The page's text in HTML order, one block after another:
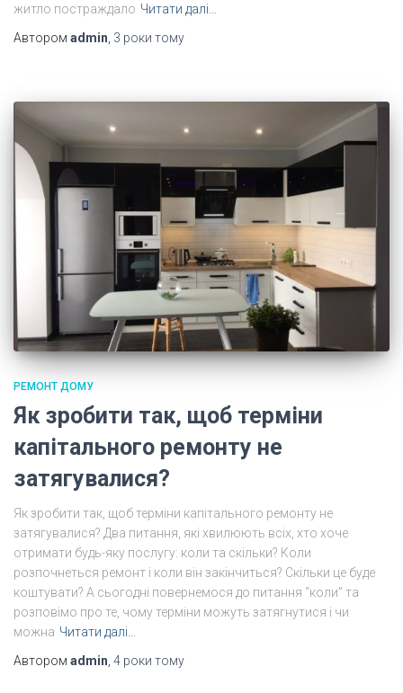
житло постраждало Читати далі…
Автором admin 3 роки тому
РЕМОНТ ДОМУ
Як зробити так, щоб терміни
капітального ремонту не
затягувалися?
Як зробити так, щоб терміни капітального ремонту не
затягувалися? Два питання, які хвилюють всіх, хто хоче
отримати будь-яку послугу: коли та скільки? Коли
розпочнеться ремонт і коли він закінчиться? Скільки це буде
коштувати? А сьогодні повернемося до питання “коли” та
розповімо про те, чому терміни можуть затягнутися і чи
можна Читати далі…
Автором admin, 4 роки тому